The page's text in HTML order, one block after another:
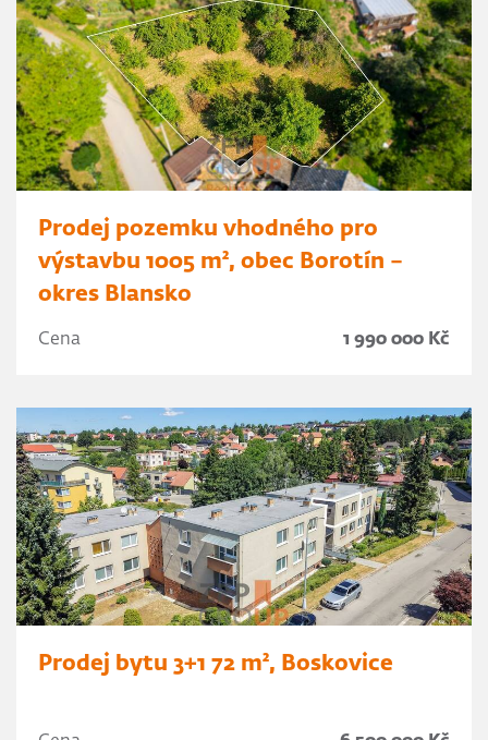
Prodej pozemku vhodného pro
výstavbu 1005 m², obec Borotín –
okres Blansko
Cena 1 990 000 Kč
Prodej bytu 3+1 72 m², Boskovice